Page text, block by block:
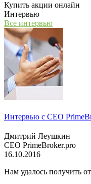
Купить акции онлайн
Интервью
Все интервью
Интервью с СЕО
Дмитрий Леушкин
СЕО PrimeBroker.pro
16.10.2016
Нам удалось получить